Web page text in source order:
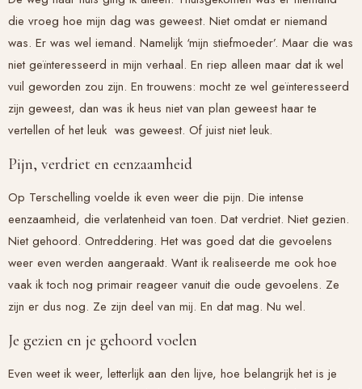
die vroeg hoe mijn dag was geweest. Niet omdat er niemand
was. Er was wel iemand. Namelijk ‘mijn stiefmoeder’. Maar die was
niet geïnteresseerd in mijn verhaal. En riep alleen maar dat ik wel
vuil geworden zou zijn. En trouwens: mocht ze wel geïnteresseerd
zijn geweest, dan was ik heus niet van plan geweest haar te
vertellen of het leuk was geweest. Of juist niet leuk.
Pijn, verdriet en eenzaamheid
Op Terschelling voelde ik even weer die pijn. Die intense
eenzaamheid, die verlatenheid van toen. Dat verdriet. Niet gezien.
Niet gehoord. Ontreddering. Het was goed dat die gevoelens
weer even werden aangeraakt. Want ik realiseerde me ook hoe
vaak ik toch nog primair reageer vanuit die oude gevoelens. Ze
zijn er dus nog. Ze zijn deel van mij. En dat mag. Nu wel.
Je gezien en je gehoord voelen
Even weet ik weer, letterlijk aan den lijve, hoe belangrijk het is je